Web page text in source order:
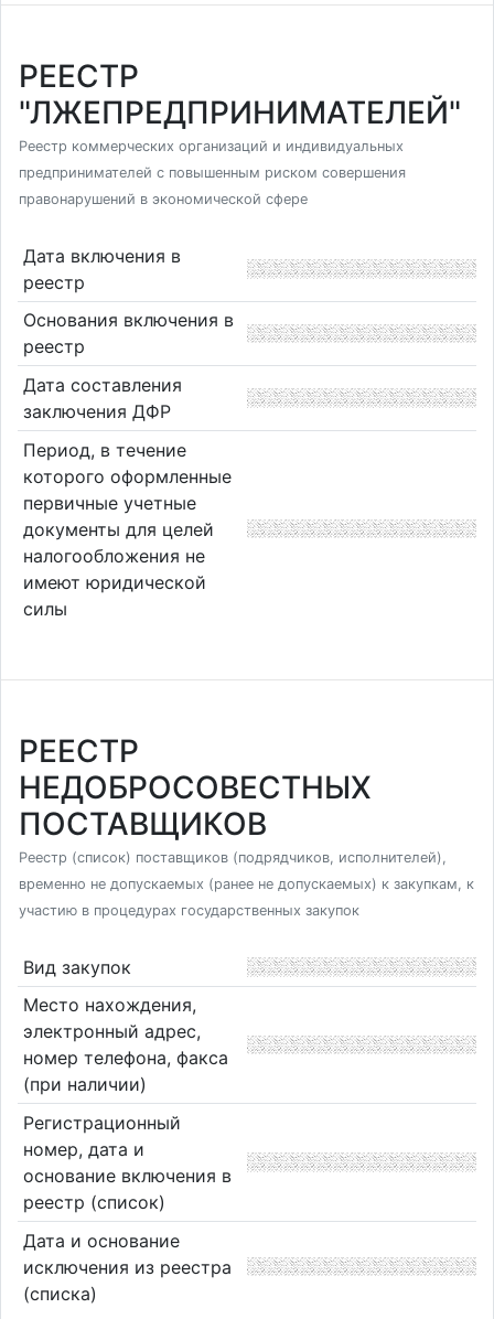
РЕЕСТР
"ЛЖЕПРЕДПРИНИМАТЕЛЕЙ"
Реестр коммерческих организаций и индивидуальных
предпринимателей с повышенным риском совершения
правонарушений в экономической сфере
Дата включения в
реестр
Основания включения в
реестр
Дата составления
заключения ДФР
Период, в течение
которого оформленные
первичные учетные
документы для целей
налогообложения не
имеют юридической
силы
РЕЕСТР
НЕДОБРОСОВЕСТНЫХ
ПОСТАВЩИКОВ
Реестр (список) поставщиков (подрядчиков, исполнителей),
временно не допускаемых (ранее не допускаемых) к закупкам, к
участию в процедурах государственных закупок
Вид закупок
Место нахождения,
электронный адрес,
номер телефона, факса
(при наличии)
Регистрационный
номер, дата и
основание включения в
реестр (список)
Дата и основание
исключения из реестра
(списка)